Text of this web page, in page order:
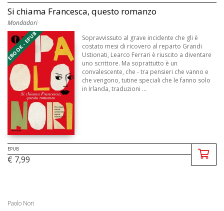
Si chiama Francesca, questo romanzo
Mondadori
EBOOK - EPUB
Sopravvissuto al grave incidente che gli è
costato mesi di ricovero al reparto Grandi
Ustionati, Learco Ferrari è riuscito a diventare
uno scrittore. Ma soprattutto è un
convalescente, che - tra pensieri che vanno e
che vengono, tutine speciali che le fanno solo
in Irlanda, traduzioni ...
EPUB
€ 7,99
Paolo Nori